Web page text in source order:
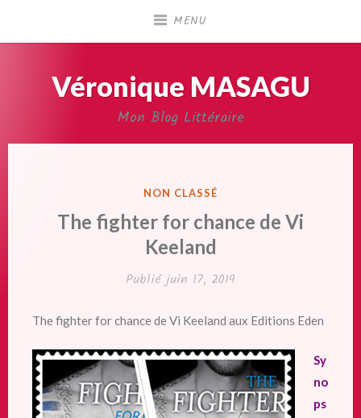
MENU
Véronique MASAGU
Mon Blog Littéraire
PUBLIÉ
NON CLASSÉ
The fighter for chance de Vi
Keeland
Publiéjuin 17, 2019
The fighter for chance de Vi Keeland aux Editions Eden
Sy
no
ps